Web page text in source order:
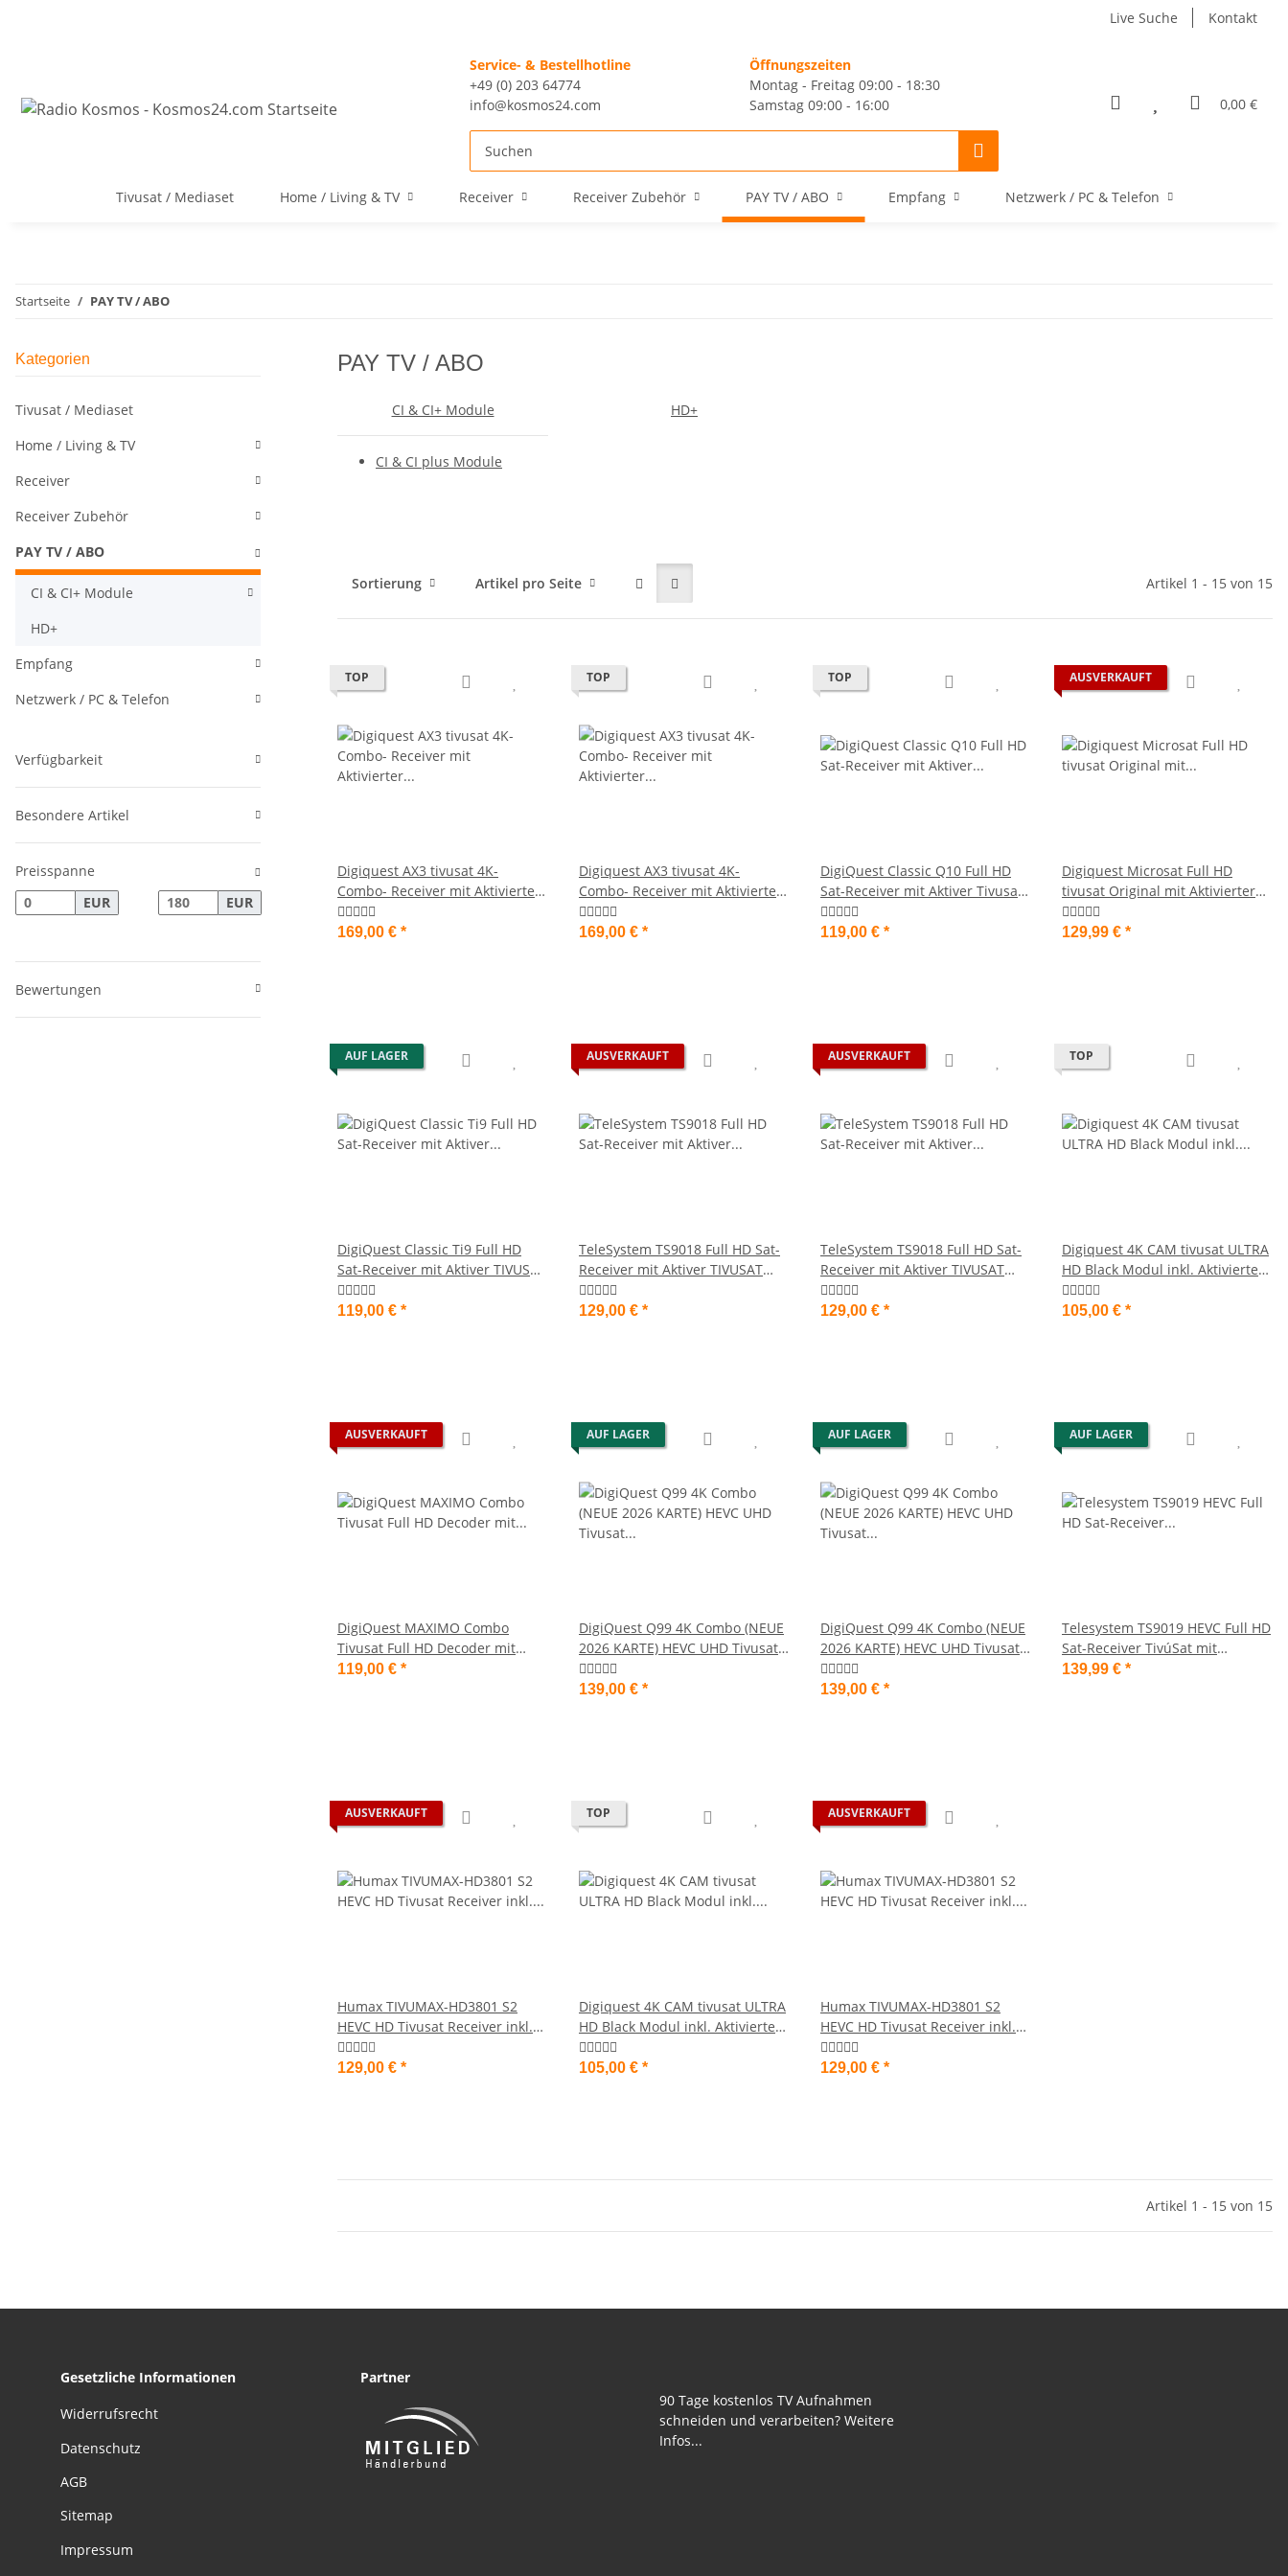
Live Suche Kontakt
Service- & Bestellhotline
+49 (0) 203 64774
info@kosmos24.com
Öffnungszeiten
Montag - Freitag 09:00 - 18:30
Samstag 09:00 - 16:00
0,00 €
Tivusat / Mediaset Home / Living & TV Receiver Receiver Zubehör PAY TV / ABO Empfang Netzwerk / PC & Telefon
Startseite PAY TV / ABO
PAY TV / ABO
CI & CI+ Module
CI & CI plus Module
HD+
Sortierung Artikel pro Seite Artikel 1 - 15 von 15
TOP
Digiquest AX3 tivusat 4K-
Combo- Receiver mit Aktivierter
Karte und Android 12
169,00 € *
TOP
Digiquest AX3 tivusat 4K-
Combo- Receiver mit Aktivierter
Karte und Android 12
169,00 € *
TOP
DigiQuest Classic Q10 Full HD
Sat-Receiver mit Aktiver Tivusat
Karte
119,00 € *
AUSVERKAUFT
Digiquest Microsat Full HD
tivusat Original mit Aktivierter
integrierter SIM Karte Mediaset
129,99 € *
AUF LAGER
DigiQuest Classic Ti9 Full HD
Sat-Receiver mit Aktiver TIVUSAT
Karte
119,00 € *
AUSVERKAUFT
TeleSystem TS9018 Full HD Sat-
Receiver mit Aktiver TIVUSAT
Karte Original
129,00 € *
AUSVERKAUFT
TeleSystem TS9018 Full HD Sat-
Receiver mit Aktiver TIVUSAT
Karte Original
129,00 € *
TOP
Digiquest 4K CAM tivusat ULTRA
HD Black Modul inkl. Aktivierte
Black Karte CI+
105,00 € *
AUSVERKAUFT
DigiQuest MAXIMO Combo
Tivusat Full HD Decoder mit
Aktivierter Tivusat Karte
119,00 € *
AUF LAGER
DigiQuest Q99 4K Combo (NEUE
2026 KARTE) HEVC UHD Tivusat
Receiver inkl. Aktive Smartcard
139,00 € *
AUF LAGER
DigiQuest Q99 4K Combo (NEUE
2026 KARTE) HEVC UHD Tivusat
Receiver inkl. Aktive Smartcard
139,00 € *
AUF LAGER
Telesystem TS9019 HEVC Full HD
Sat-Receiver TivúSat mit
Aktivierter Tivusat Karte
139,99 € *
AUSVERKAUFT
Humax TIVUMAX-HD3801 S2
HEVC HD Tivusat Receiver inkl.
Aktive Smartcard
129,00 € *
TOP
Digiquest 4K CAM tivusat ULTRA
HD Black Modul inkl. Aktivierte
Black Karte CI+
105,00 € *
AUSVERKAUFT
Humax TIVUMAX-HD3801 S2
HEVC HD Tivusat Receiver inkl.
Aktive Smartcard
129,00 € *
Artikel 1 - 15 von 15
Kategorien
Tivusat / Mediaset
Home / Living & TV
Receiver
Receiver Zubehör
PAY TV / ABO
CI & CI+ Module
HD+
Empfang
Netzwerk / PC & Telefon
Verfügbarkeit
Besondere Artikel
Preisspanne
EUR
EUR
Bewertungen
Gesetzliche Informationen
Widerrufsrecht
Datenschutz
AGB
Sitemap
Impressum
Partner
90 Tage kostenlos TV Aufnahmen
schneiden und verarbeiten? Weitere
Infos...